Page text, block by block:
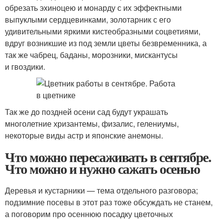
обрезать эхиноцею и монарду с их эффектными
выпуклыми сердцевинками, золотарник с его
удивительными яркими кистеобразными соцветиями,
вдруг возникшие из под земли цветы безвременника, а
так же чабрец, баданы, морозники, мискантусы
и гвоздики.
Так же до поздней осени сад будут украшать
многолетние хризантемы, физалис, гелениумы,
некоторые виды астр и японские анемоны.
Что можно пересаживать в сентябре.
Что можно и нужно сажать осенью
Деревья и кустарники — тема отдельного разговора;
подзимние посевы в этот раз тоже обсуждать не станем,
а поговорим про осеннюю посадку цветочных